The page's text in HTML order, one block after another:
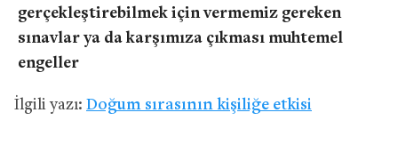
gerçekleştirebilmek için vermemiz gereken
sınavlar ya da karşımıza çıkması muhtemel
engeller
İlgili yazı: Doğum sırasının kişiliğe etkisi